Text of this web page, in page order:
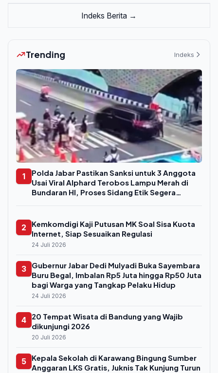
Indeks Berita →
Trending Indeks
1
Polda Jabar Pastikan Sanksi untuk 3 Anggota
Usai Viral Alphard Terobos Lampu Merah di
Bundaran HI, Proses Sidang Etik Segera
2
Kemkomdigi Kaji Putusan MK Soal Sisa Kuota
Internet, Siap Sesuaikan Regulasi
24 Juli 2026
3
Gubernur Jabar Dedi Mulyadi Buka Sayembara
Buru Begal, Imbalan Rp5 Juta hingga Rp50 Juta
bagi Warga yang Tangkap Pelaku Hidup
24 Juli 2026
4
20 Tempat Wisata di Bandung yang Wajib
dikunjungi 2026
20 Juli 2026
5
Kepala Sekolah di Karawang Bingung Sumber
Anggaran LKS Gratis, Juknis Tak Kunjung Turun